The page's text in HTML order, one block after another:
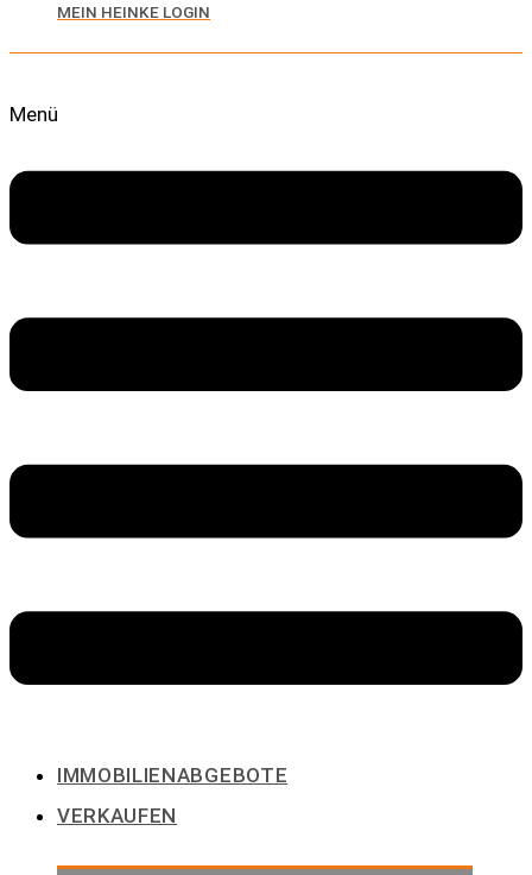
MEIN HEINKE LOGIN
Menü
IMMOBILIENABGEBOTE
VERKAUFEN